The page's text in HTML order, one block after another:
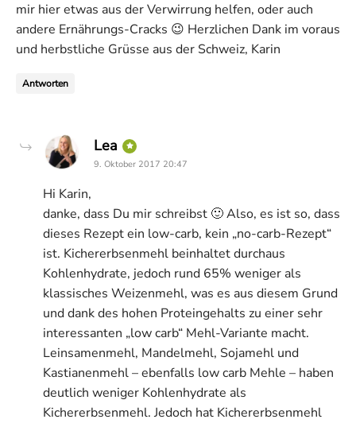
mir hier etwas aus der Verwirrung helfen, oder auch
andere Ernährungs-Cracks 😉 Herzlichen Dank im voraus
und herbstliche Grüsse aus der Schweiz, Karin
Antworten
Lea says:
9. Oktober 2017 20:47
Hi Karin,
danke, dass Du mir schreibst 🙂 Also, es ist so, dass
dieses Rezept ein low-carb, kein „no-carb-Rezept“
ist. Kichererbsenmehl beinhaltet durchaus
Kohlenhydrate, jedoch rund 65% weniger als
klassisches Weizenmehl, was es aus diesem Grund
und dank des hohen Proteingehalts zu einer sehr
interessanten „low carb“ Mehl-Variante macht.
Leinsamenmehl, Mandelmehl, Sojamehl und
Kastianenmehl – ebenfalls low carb Mehle – haben
deutlich weniger Kohlenhydrate als
Kichererbsenmehl. Jedoch hat Kichererbsenmehl